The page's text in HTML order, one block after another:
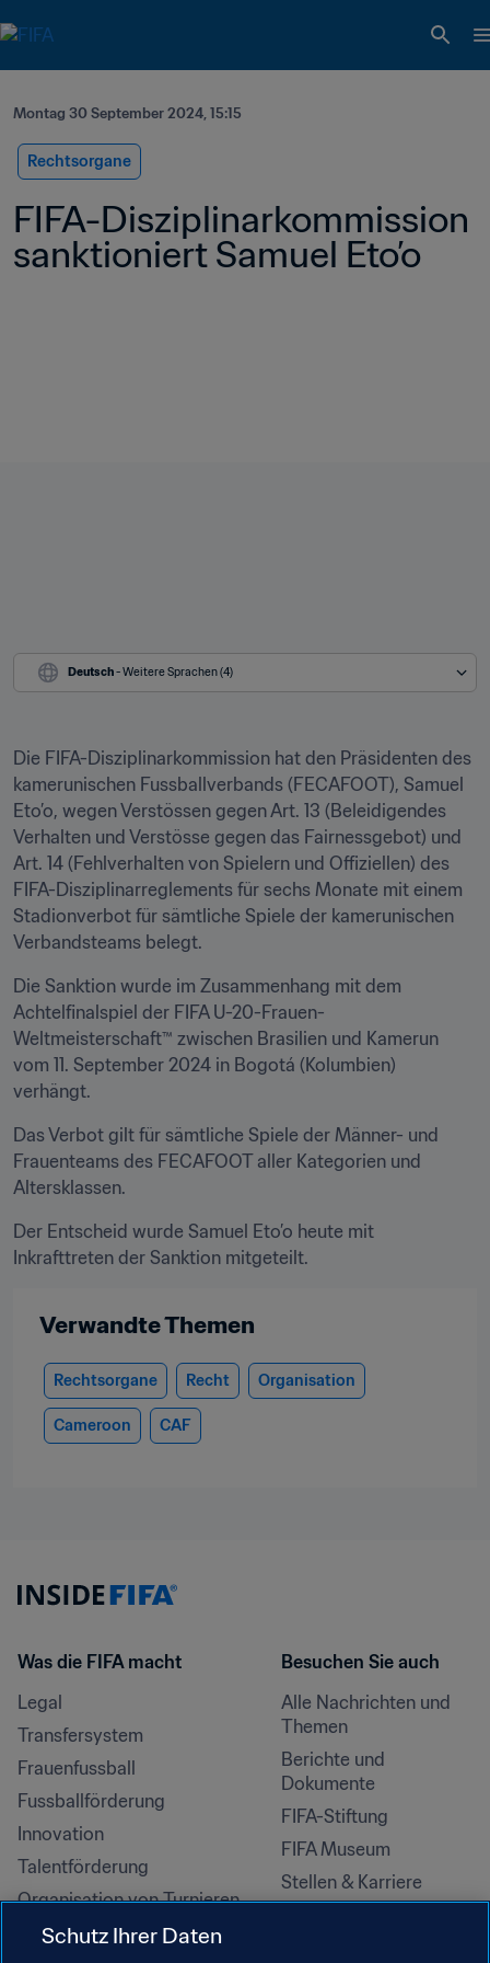
Montag 30 September 2024, 15:15
Rechtsorgane
FIFA-Disziplinarkommission
sanktioniert Samuel Eto’o
Deutsch - Weitere Sprachen (4)
Die FIFA-Disziplinarkommission hat den Präsidenten des
kamerunischen Fussballverbands (FECAFOOT), Samuel
Eto’o, wegen Verstössen gegen Art. 13 (Beleidigendes
Verhalten und Verstösse gegen das Fairnessgebot) und
Art. 14 (Fehlverhalten von Spielern und Offiziellen) des
FIFA-Disziplinarreglements für sechs Monate mit einem
Stadionverbot für sämtliche Spiele der kamerunischen
Verbandsteams belegt.
Die Sanktion wurde im Zusammenhang mit dem
Achtelfinalspiel der FIFA U-20-Frauen-
Weltmeisterschaft™ zwischen Brasilien und Kamerun
vom 11. September 2024 in Bogotá (Kolumbien)
verhängt.
Das Verbot gilt für sämtliche Spiele der Männer- und
Frauenteams des FECAFOOT aller Kategorien und
Altersklassen.
Der Entscheid wurde Samuel Eto’o heute mit
Inkrafttreten der Sanktion mitgeteilt.
Verwandte Themen
Rechtsorgane Recht Organisation
Cameroon CAF
Was die FIFA macht
Legal
Transfersystem
Frauenfussball
Fussballförderung
Innovation
Talentförderung
Organisation von Turnieren
Nachhaltigkeit
Besuchen Sie auch
Alle Nachrichten und
Themen
Berichte und
Dokumente
FIFA-Stiftung
FIFA Museum
Stellen & Karriere
Schutz Ihrer Daten